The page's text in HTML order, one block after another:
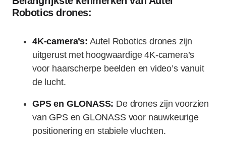
Robotics drones:
4K-camera’s: Autel Robotics drones zijn
uitgerust met hoogwaardige 4K-camera’s
voor haarscherpe beelden en video’s vanuit
de lucht.
GPS en GLONASS: De drones zijn voorzien
van GPS en GLONASS voor nauwkeurige
positionering en stabiele vluchten.